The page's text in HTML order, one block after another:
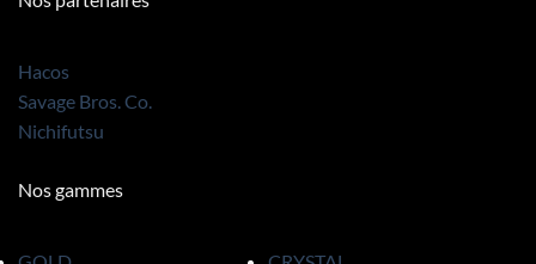
Hacos
Savage Bros. Co.
Nichifutsu
Nos gammes